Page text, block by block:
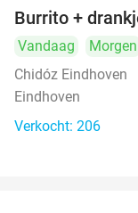
Burrito +
Vandaag Morgen
Chidóz Eindhoven
Eindhoven
Verkocht: 206